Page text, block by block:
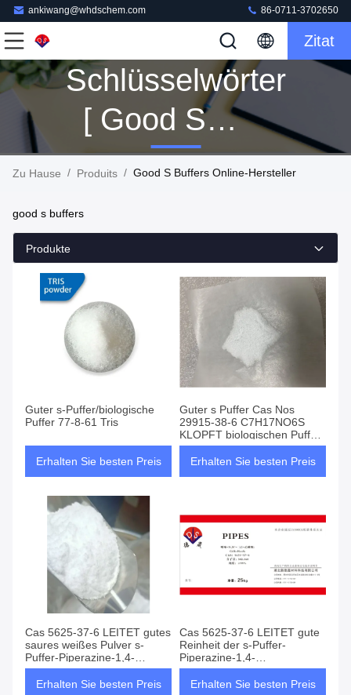
ankiwang@whdschem.com 86-0711-3702650
Zitat
Schlüsselwörter
[ Good S
Buffers ]
Produits
Zu Hause / Produits / Good S Buffers Online-Hersteller
good s buffers
Produkte
Guter s-Puffer/biologische
Puffer 77-8-61 Tris
Erhalten Sie besten Preis
Guter s Puffer Cas Nos
29915-38-6 C7H17NO6S
KLOPFT biologischen Puffer
pulverisieren hohen
Reinheitsgrad
Erhalten Sie besten Preis
Cas 5625-37-6 LEITET gutes
saures weißes Pulver s-
Puffer-Piperazine-1,4-
Diethanesulfonic
Erhalten Sie besten Preis
Cas 5625-37-6 LEITET gute
Reinheit der s-Puffer-
Piperazine-1,4-
Diethanesulfonic Säure-99%
Erhalten Sie besten Preis